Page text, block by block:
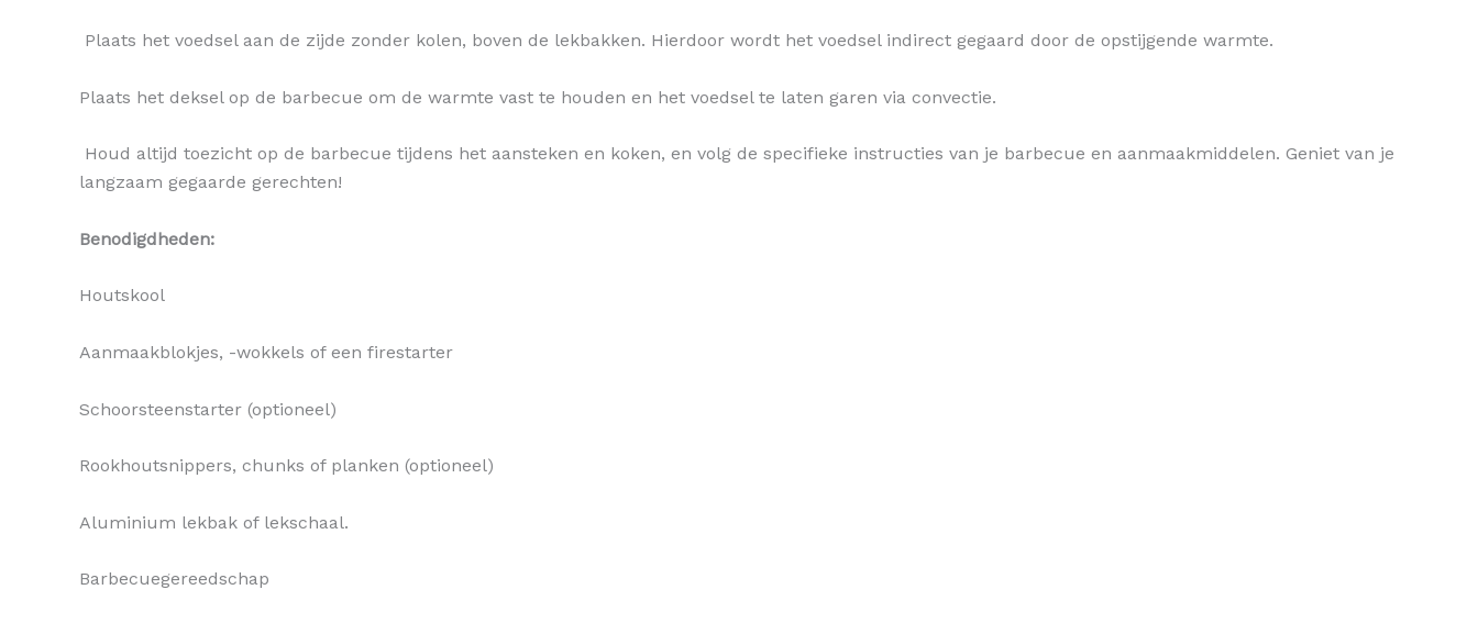
Plaats het voedsel aan de zijde zonder kolen, boven de lekbakken. Hierdoor wordt het voedsel indirect gegaard door de opstijgende warmte.
Plaats het deksel op de barbecue om de warmte vast te houden en het voedsel te laten garen via convectie.
Houd altijd toezicht op de barbecue tijdens het aansteken en koken, en volg de specifieke instructies van je barbecue en aanmaakmiddelen. Geniet van je
langzaam gegaarde gerechten!
Benodigdheden:
Houtskool
Aanmaakblokjes, -wokkels of een firestarter
Schoorsteenstarter (optioneel)
Rookhoutsnippers, chunks of planken (optioneel)
Aluminium lekbak of lekschaal.
Barbecuegereedschap